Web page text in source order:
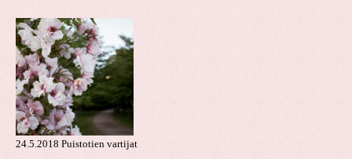
24.5.2018 Puistotien vartijat